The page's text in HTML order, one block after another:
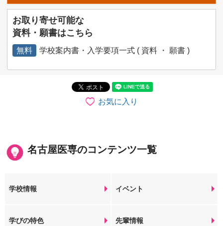
お取り寄せ可能な
資料・願書はこちら
無料 学校案内書・入学要項一式 ( 資料 ・ 願書 )
お気に入り
名古屋医専のコンテンツ一覧
学校情報 イベント
学びの特色 先輩情報